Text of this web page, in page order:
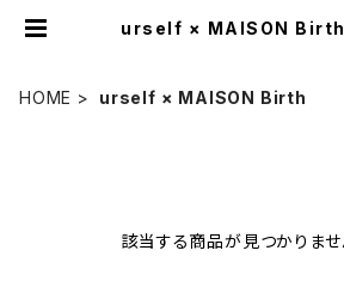
urself × MAISON Birth | 【
HOME
urself × MAISON Birth
該当する商品が見つかりませ